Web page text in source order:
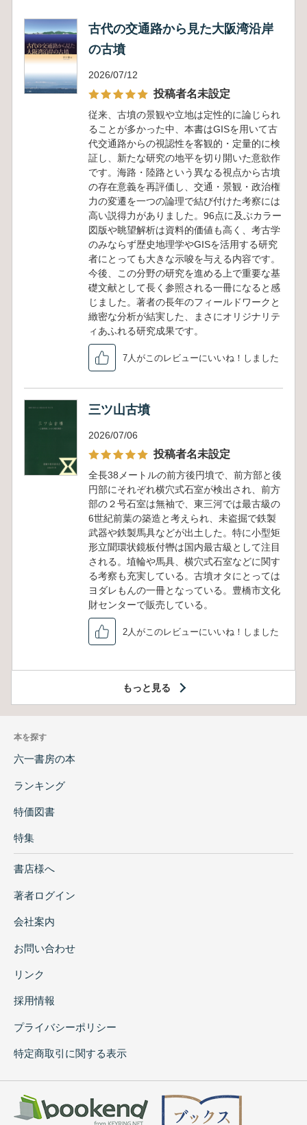
古代の交通路から見た大阪湾沿岸
の古墳
2026/07/12
投稿者名未設定
従来、古墳の景観や立地は定性的に論じられ
ることが多かった中、本書はGISを用いて古
代交通路からの視認性を客観的・定量的に検
証し、新たな研究の地平を切り開いた意欲作
です。海路・陸路という異なる視点から古墳
の存在意義を再評価し、交通・景観・政治権
力の変遷を一つの論理で結び付けた考察には
高い説得力がありました。96点に及ぶカラー
図版や眺望解析は資料的価値も高く、考古学
のみならず歴史地理学やGISを活用する研究
者にとっても大きな示唆を与える内容です。
今後、この分野の研究を進める上で重要な基
礎文献として長く参照される一冊になると感
じました。著者の長年のフィールドワークと
緻密な分析が結実した、まさにオリジナリテ
ィあふれる研究成果です。
7人がこのレビューにいいね！しました
三ツ山古墳
2026/07/06
投稿者名未設定
全長38メートルの前方後円墳で、前方部と後
円部にそれぞれ横穴式石室が検出され、前方
部の２号石室は無袖で、東三河では最古級の
6世紀前葉の築造と考えられ、未盗掘で鉄製
武器や鉄製馬具などが出土した。特に小型矩
形立聞環状鏡板付轡は国内最古級として注目
される。埴輪や馬具、横穴式石室などに関す
る考察も充実している。古墳オタにとっては
ヨダレもんの一冊となっている。豊橋市文化
財センターで販売している。
2人がこのレビューにいいね！しました
もっと見る
本を探す
六一書房の本
ランキング
特価図書
特集
書店様へ
著者ログイン
会社案内
お問い合わせ
リンク
採用情報
プライバシーポリシー
特定商取引に関する表示